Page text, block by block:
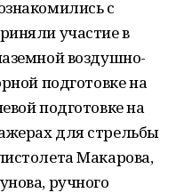
с
участие в
воздушно-
подготовке на
подготовке на
для стрельбы
Макарова,
ручного